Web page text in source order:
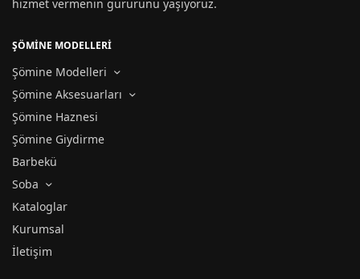
hizmet vermenin gururunu yaşıyoruz.
ŞÖMİNE MODELLERİ
Şömine Modelleri
Şömine Aksesuarları
Şömine Haznesi
Şömine Giydirme
Barbekü
Soba
Kataloglar
Kurumsal
İletişim